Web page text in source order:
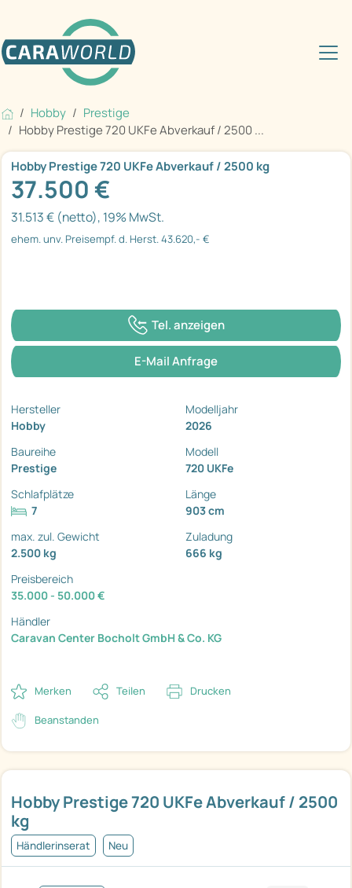
Hobby
Prestige
Hobby Prestige 720 UKFe Abverkauf / 2500 ...
Hobby Prestige 720 UKFe Abverkauf / 2500
kg
Händlerinserat Neu
Hobby Prestige 720 UKFe Abverkauf / 2500 kg
37.500 €
31.513 € (netto), 19% MwSt.
ehem. unv. Preisempf. d. Herst. 43.620,- €
Tel. anzeigen
E-Mail Anfrage
Hersteller
Hobby
Modelljahr
2026
Baureihe
Prestige
Modell
720 UKFe
Schlafplätze
7
Länge
903 cm
max. zul. Gewicht
2.500 kg
Zuladung
666 kg
Preisbereich
35.000 - 50.000 €
Händler
Caravan Center Bocholt GmbH & Co. KG
Merken Teilen Drucken
Beanstanden